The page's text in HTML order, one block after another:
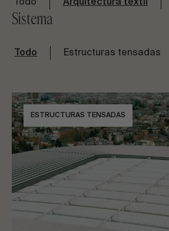
historia de sus respectivas
Todo Arquitectura textil
Sistema
Todo Estructuras tensadas
ESTRUCTURAS TENSADAS